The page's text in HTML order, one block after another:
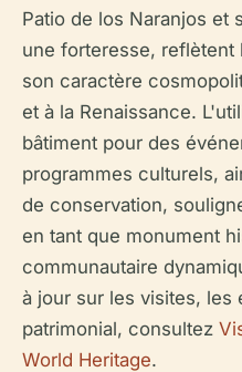
Patio de los Naranjos et
une forteresse, reflètent
son caractère
et à la Renaissance.
bâtiment pour des
programmes culturels,
de conservation,
en tant que monument
communautaire
à jour sur les visites, les
patrimonial, consultez
World Heritage.